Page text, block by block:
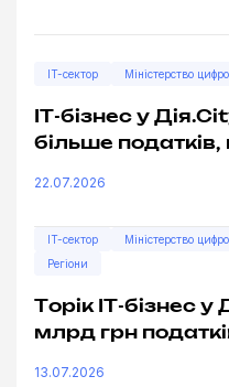
IT-сектор Міністерство
ІТ-бізнес у
більше податків,
22.07.2026
IT-сектор Міністерство
Регіони
Торік ІТ-бізнес
млрд грн
13.07.2026